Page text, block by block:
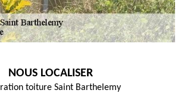
NOUS LOCALISER
toiture Saint Barthelemy